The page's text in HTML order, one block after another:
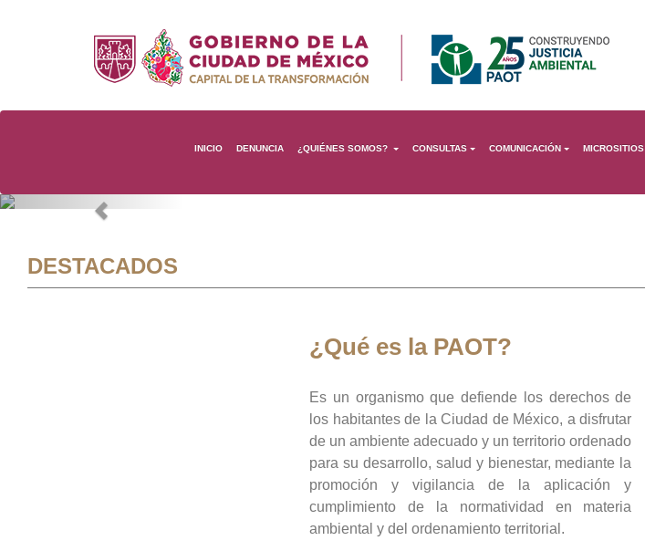
INICIO DENUNCIA ¿QUIÉNES SOMOS? CONSULTAS COMUNICACIÓN MICROSITIOS
Previous
DESTACADOS
¿Qué es la PAOT?
Es un organismo que defiende los derechos de
los habitantes de la Ciudad de México, a disfrutar
de un ambiente adecuado y un territorio ordenado
para su desarrollo, salud y bienestar, mediante la
promoción y vigilancia de la aplicación y
cumplimiento de la normatividad en materia
ambiental y del ordenamiento territorial.